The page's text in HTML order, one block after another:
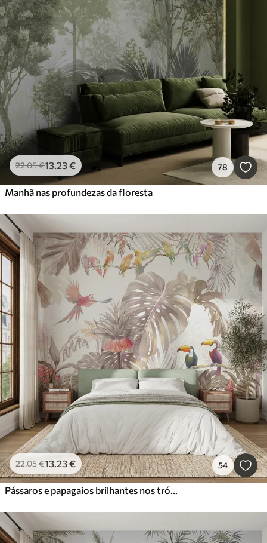
22.05€13.23€ 78
Manhã nas profundezas da floresta
22.05€13.23€ 54
Pássaros e papagaios brilhantes nos trópicos